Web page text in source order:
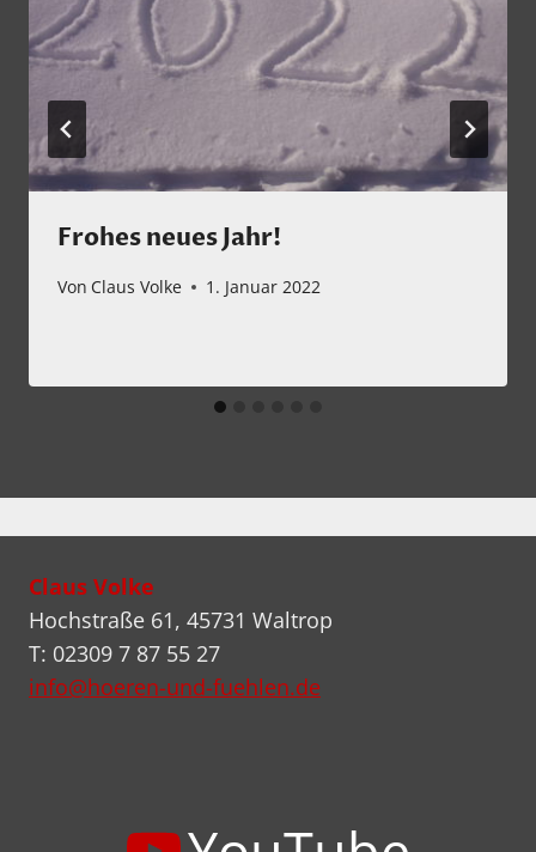
Frohes neues Jahr!
Von Claus Volke 1. Januar 2022
Claus Volke
Hochstraße 61, 45731 Waltrop
T: 02309 7 87 55 27
info@hoeren-und-fuehlen.de